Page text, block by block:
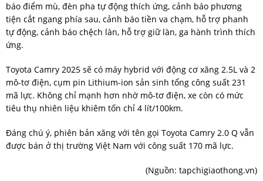
báo điểm mù, đèn pha tự động thích ứng, cảnh báo phương
tiện cắt ngang phía sau, cảnh báo tiền va chạm, hỗ trợ phanh
tự động, cảnh báo chệch làn, hỗ trợ giữ làn, ga hành trình thích
ứng.
Toyota Camry 2025 sẽ có máy hybrid với động cơ xăng 2.5L và 2
mô-tơ điện, cụm pin Lithium-ion sản sinh tổng công suất 231
mã lực. Không chỉ mạnh hơn nhờ mô-tơ điện, xe còn có mức
tiêu thụ nhiên liệu khiêm tốn chỉ 4 lít/100km.
Đáng chú ý, phiên bản xăng với tên gọi Toyota Camry 2.0 Q vẫn
được bán ở thị trường Việt Nam với công suất 170 mã lực.
(Nguồn: tapchigiaothong.vn)